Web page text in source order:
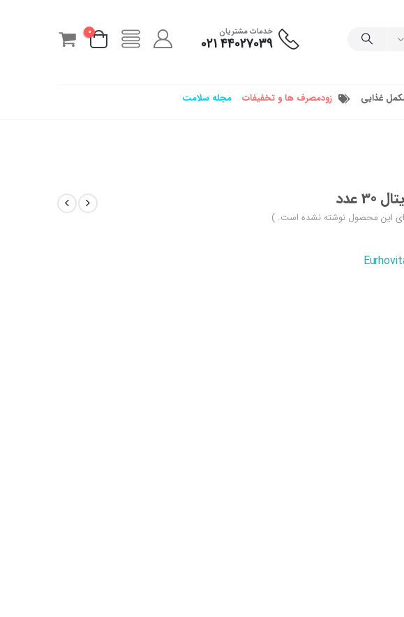
خدمات مشتریان
44027039 021
0
غذایی زودمصرف ها و تخفیفات مجله سلامت
عدد
این محصول نوشته نشده است. )